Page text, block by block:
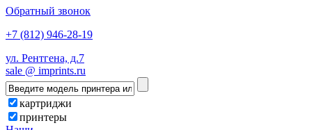
Обратный звонок
+7 (812) 946-28-19
ул. Рентгена, д.7
sale @ imprints.ru
картриджи
принтеры